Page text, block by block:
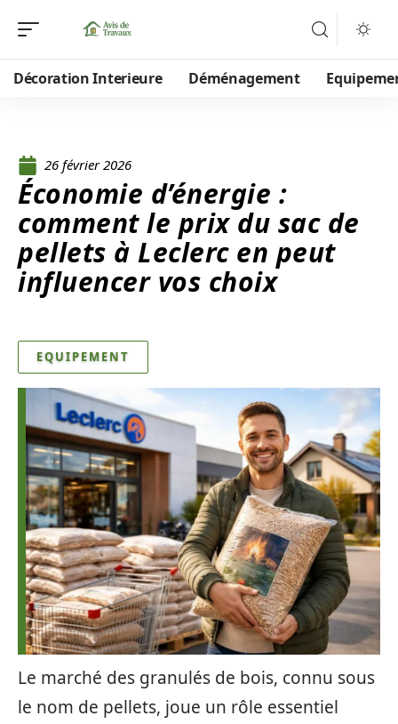
Décoration Interieure Déménagement
26 février 2026
Économie d’énergie :
comment le prix du sac de
pellets à Leclerc en peut
influencer vos choix
EQUIPEMENT
Le marché des granulés de bois, connu sous
le nom de pellets, joue un rôle essentiel